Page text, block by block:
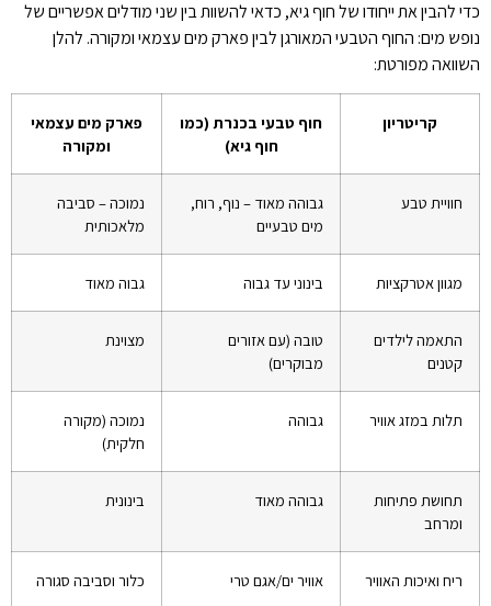
כדי להבין את ייחודו של חוף גיא, כדאי להשוות בין שני מודלים אפשריים של
נופש מים: החוף הטבעי המאורגן לבין פארק מים עצמאי ומקורה. להלן
השוואה מפורטת:
קריטריון
חוף טבעי בכנרת (כמו
חוף גיא)
פארק מים עצמאי
ומקורה
חוויית טבע
גבוהה מאוד – נוף, רוח,
מים טבעיים
נמוכה – סביבה
מלאכותית
מגוון אטרקציות בינוני עד גבוה גבוה מאוד
התאמה לילדים
קטנים
טובה (עם אזורים
מבוקרים)
מצוינת
תלות במזג אוויר גבוהה
נמוכה (מקורה
חלקית)
תחושת פתיחות
ומרחב
גבוהה מאוד בינונית
ריח ואיכות האוויר אוויר ים/אגם טרי כלור וסביבה סגורה